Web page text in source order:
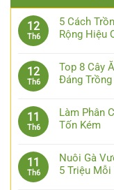
12
Th6
5 Cách
Rộng Hiệu
12
Th6
Top 8 Cây
Đáng
11
Th6
Làm Phân
Tốn Kém
11
Th6
Nuôi Gà
5 Triệu Mỗi